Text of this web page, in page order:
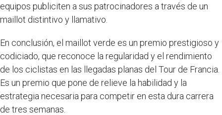
equipos publiciten a sus patrocinadores a través de un
maillot distintivo y llamativo.
En conclusión, el maillot verde es un premio prestigioso y
codiciado, que reconoce la regularidad y el rendimiento
de los ciclistas en las llegadas planas del Tour de Francia.
Es un premio que pone de relieve la habilidad y la
estrategia necesaria para competir en esta dura carrera
de tres semanas.